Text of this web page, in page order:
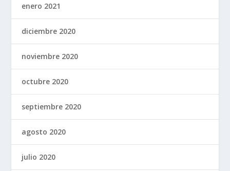
enero 2021
diciembre 2020
noviembre 2020
octubre 2020
septiembre 2020
agosto 2020
julio 2020